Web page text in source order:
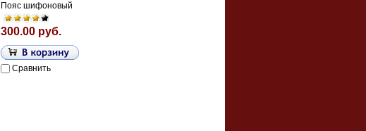
Пояс шифоновый
300.00 руб.
Сравнить